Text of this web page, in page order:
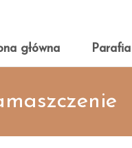
główna Parafia